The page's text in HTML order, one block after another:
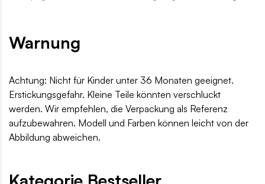
Warnung
Achtung: Nicht für Kinder unter 36 Monaten geeignet.
Erstickungsgefahr. Kleine Teile könnten verschluckt
werden. Wir empfehlen, die Verpackung als Referenz
aufzubewahren. Modell und Farben können leicht von der
Abbildung abweichen.